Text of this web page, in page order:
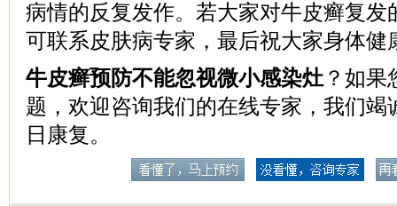
病情的反复发作。若大家对牛皮癣复发
可联系皮肤病专家，最后祝大家身体健
牛皮癣预防不能忽视微小感染灶 ？如果
题，欢迎咨询我们的在线专家，我们竭
日康复。